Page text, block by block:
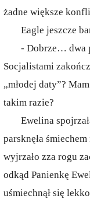
żadne większe
Eagle jeszcze
- Dobrze… dwa
Socjalistami
„młodej daty”?
takim razie?
Ewelina
parsknęła
wyjrzało zza rogu
odkąd Panienkę
uśmiechnął się